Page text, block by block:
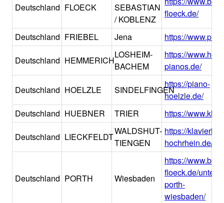
Deutschland FLOECK
SEBASTIAN
/ KOBLENZ
floeck.de/
Deutschland FRIEBEL Jena https://
Deutschland HEMMERICH
LOSHEIM-
BACHEM
https://
pianos.de/
Deutschland HOELZLE SINDELFINGEN
https://piano-
hoelzle.de/
Deutschland HUEBNER TRIER https://
Deutschland LIECKFELDT
WALDSHUT-
TIENGEN
https://
hochrhein.de/
Deutschland PORTH Wiesbaden
https://
floeck.de/
porth-
wiesbaden/